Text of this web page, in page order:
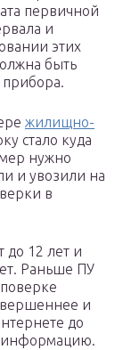
первичной
и
этих
быть
жилищно-
стало куда
нужно
и увозили на
в
до 12 лет и
Раньше ПУ
и
до
информацию.